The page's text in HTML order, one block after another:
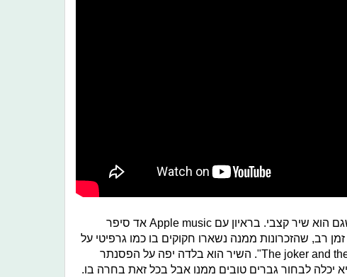
השיר הבא הוא "Overpass gravity" שגם הוא שיר קצבי. בראיון עם Apple music אד סיפר
רב, שהזכרונות ממנה נשארו חקוקים בו כמו גרפיטי על
קיר. מיד אחר כך מגיע השיר "The joker and the queen". השיר הוא בלדה יפה על הפסנתר
לבחור גברים טובים ממנו אבל בכל זאת בחרה בו.